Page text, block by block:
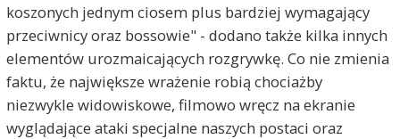
koszonych jednym ciosem plus bardziej wymagający
przeciwnicy oraz bossowie" - dodano także kilka innych
elementów urozmaicających rozgrywkę. Co nie zmienia
faktu, że największe wrażenie robią chociażby
niezwykle widowiskowe, filmowo wręcz na ekranie
wyglądające ataki specjalne naszych postaci oraz